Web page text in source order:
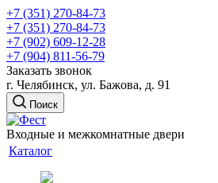
+7 (351) 270-84-73
+7 (351) 270-84-73
+7 (902) 609-12-28
+7 (904) 811-56-79
Заказать звонок
г. Челябинск, ул. Бажова, д. 91
Поиск
Входные и межкомнатные двери
Каталог